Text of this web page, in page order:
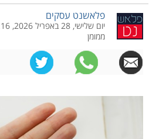
פלאשנט עסקים
יום שלישי, 28 באפריל 2026, 13:16
ממומן